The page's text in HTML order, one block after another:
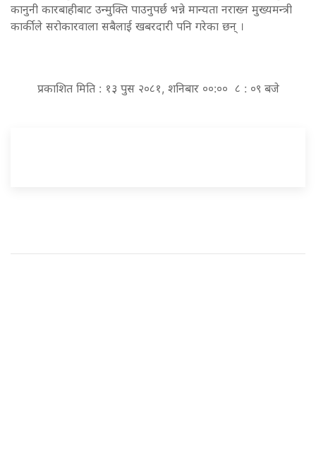
कानुनी कारबाहीबाट उन्मुक्ति पाउनुपर्छ भन्ने मान्यता नराख्न मुख्यमन्त्री
कार्कीले सरोकारवाला सबैलाई खबरदारी पनि गरेका छन् ।
प्रकाशित मिति : १३ पुस २०८१, शनिबार ००:०० ८ : ०९ बजे